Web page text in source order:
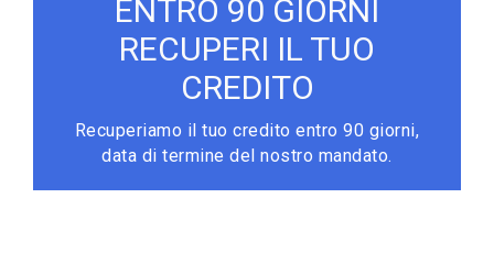
ENTRO 90 GIORNI
RECUPERI IL TUO
CREDITO
Recuperiamo il tuo credito entro 90 giorni,
data di termine del nostro mandato.